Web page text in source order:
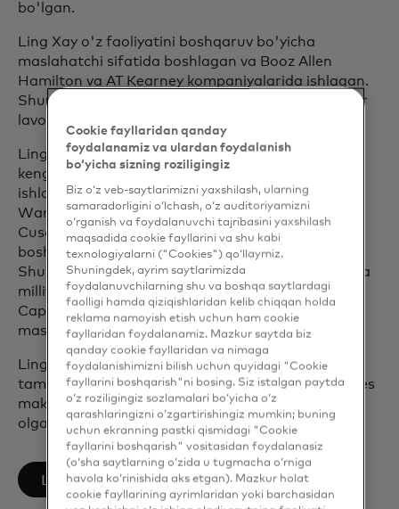
bo'lgan.
Ling Xay o'z faoliyatini boshqaruv bo'yicha
maslahatchi sifatida boshlagan va Booz Allen
Hamilton va AT Kearney kompaniyalarida ishlagan.
Shuningdek, u Bank of America va HSBCda rahbar
lavozimlarda ishlagan.
Ling Xay korporativ va notijorat tashkilotlar
kengashlarida, shuningdek, kengash qo'mitalarida
ishlash bo'yicha katta tajribaga ega. U Wan Shi
Wang Lian Network Technology raisi, Sidneydagi
Cuscal Limited boshqaruvi direktori va
boshqaruvning Xavflar qo'mitasi a'zosi.
Shuningdek, u AQSh-Xitoy munosabatlari bo'yicha
milliy qo'mita direktori va Gonkongdagi CDIB
Capital International kompaniyasining katta
maslahat kengashi a'zosi sifatida ishlaydi.
Ling Xay Nyu-Yorkdagi Sent-Rouz kollejini
tamomlagan va Chikago universitetining But biznes
maktabida biznes boshqaruvi magistri darajasini
olgan.
LinkedIn’da kuzatib boring
opens in a new tab
Cookie fayllaridan qanday
foydalanamiz va ulardan foydalanish
bo‘yicha sizning roziligingiz
Biz o‘z veb-saytlarimizni yaxshilash, ularning
samaradorligini o‘lchash, o‘z auditoriyamizni
o‘rganish va foydalanuvchi tajribasini yaxshilash
maqsadida cookie fayllarini va shu kabi
texnologiyalarni ("Cookies") qo‘llaymiz.
Shuningdek, ayrim saytlarimizda
foydalanuvchilarning shu va boshqa saytlardagi
faolligi hamda qiziqishlaridan kelib chiqqan holda
reklama namoyish etish uchun ham cookie
fayllaridan foydalanamiz. Mazkur saytda biz
qanday cookie fayllaridan va nimaga
foydalanishimizni bilish uchun quyidagi "Cookie
fayllarini boshqarish"ni bosing. Siz istalgan paytda
o‘z roziligingiz sozlamalari bo‘yicha o‘z
qarashlaringizni o‘zgartirishingiz mumkin; buning
uchun ekranning pastki qismidagi "Cookie
fayllarini boshqarish" vositasidan foydalanasiz
(o‘sha saytlarning o‘zida u tugmacha o‘rniga
havola ko‘rinishida aks etgan). Mazkur holat
cookie fayllarining ayrimlaridan yoki barchasidan